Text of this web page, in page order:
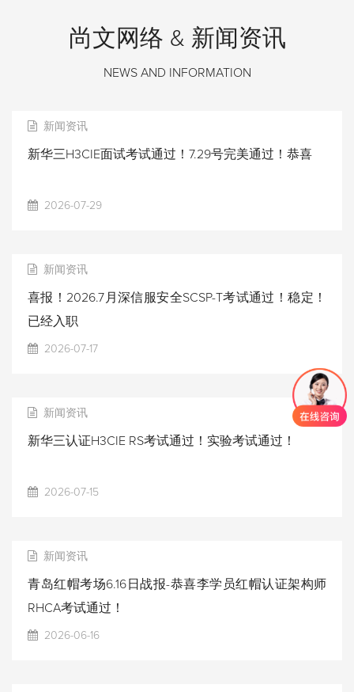
尚文网络 & 新闻资讯
NEWS AND INFORMATION
新闻资讯
新华三H3CIE面试考试通过！7.29号完美通过！恭喜
2026-07-29
新闻资讯
喜报！2026.7月深信服安全SCSP-T考试通过！稳定！
已经入职
2026-07-17
新闻资讯
新华三认证H3CIE RS考试通过！实验考试通过！
2026-07-15
新闻资讯
青岛红帽考场6.16日战报-恭喜李学员红帽认证架构师
RHCA考试通过！
2026-06-16